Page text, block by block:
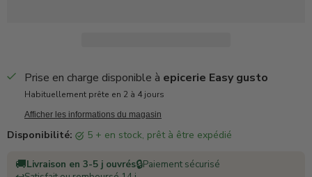
Prise en charge disponible à epicerie Easy gusto
Habituellement prête en 2 à 4 jours
Afficher les informations du magasin
Disponibilité: 5 + en stock, prêt à être expédié
🚚Livraison en 3-5 j ouvrés🔒Paiement sécurisé